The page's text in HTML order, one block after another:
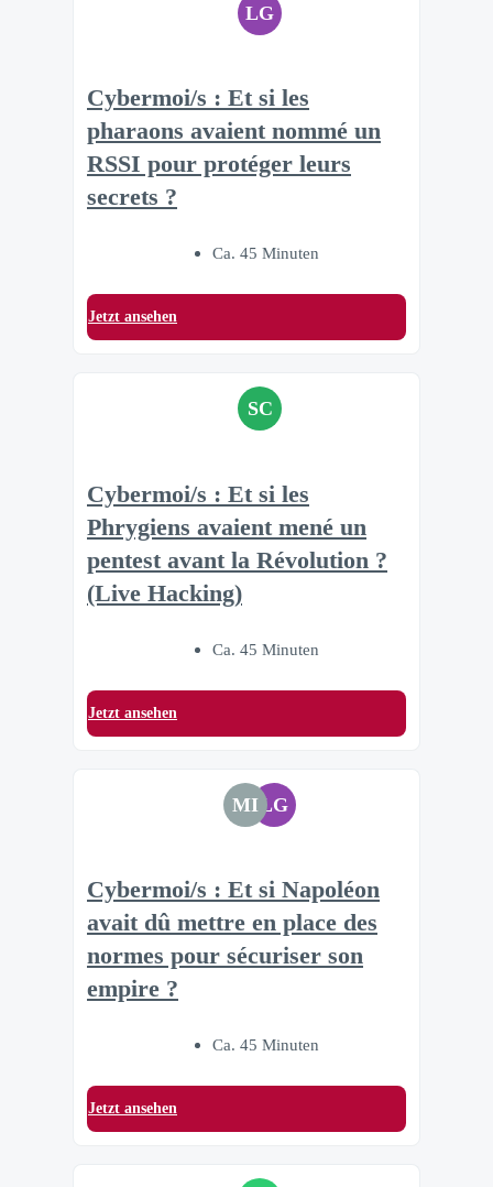
LG
Cybermoi/s : Et si les
pharaons avaient nommé un
RSSI pour protéger leurs
secrets ?
Ca. 45 Minuten
Jetzt ansehen
SC
Cybermoi/s : Et si les
Phrygiens avaient mené un
pentest avant la Révolution ?
(Live Hacking)
Ca. 45 Minuten
Jetzt ansehen
MI LG
Cybermoi/s : Et si Napoléon
avait dû mettre en place des
normes pour sécuriser son
empire ?
Ca. 45 Minuten
Jetzt ansehen